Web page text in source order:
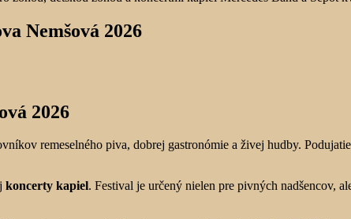
Nemšová 2026
2026
remeselného piva, dobrej gastronómie a živej hudby.
koncerty kapiel. Festival je určený nielen pre pivných nadšencov,